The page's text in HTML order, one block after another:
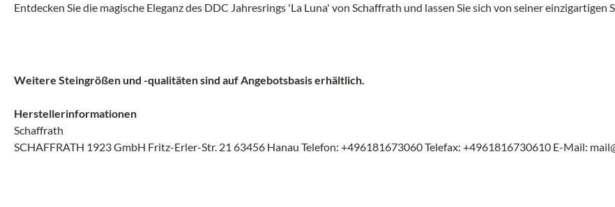
Entdecken Sie die magische Eleganz des DDC Jahresrings 'La Luna' von Schaffrath und lassen Sie sich von seiner
Weitere Steingrößen und -qualitäten sind auf Angebotsbasis erhältlich.
Herstellerinformationen
Schaffrath
SCHAFFRATH 1923 GmbH Fritz-Erler-Str. 21 63456 Hanau Telefon: +496181673060 Telefax: +4961816730610 E-Mail: